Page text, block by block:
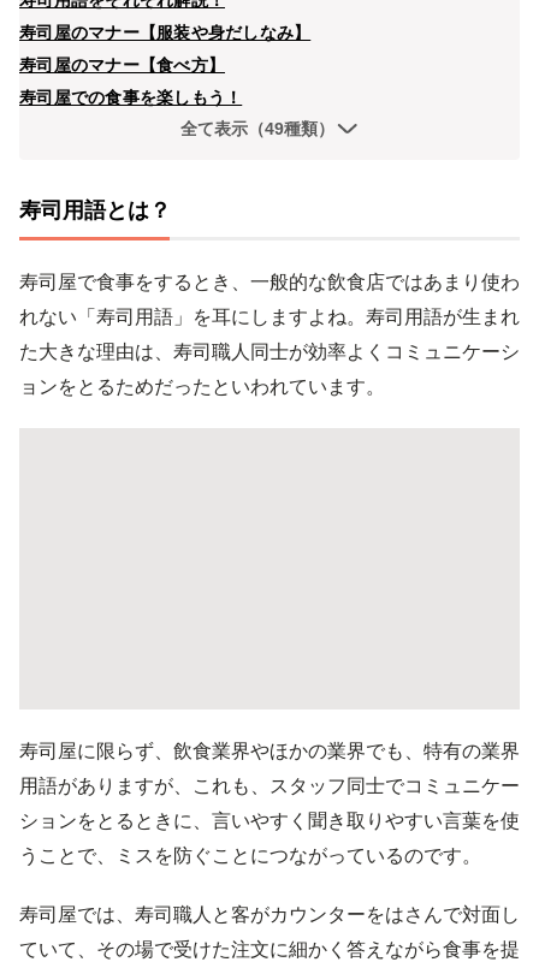
寿司屋のマナー【服装や身だしなみ】
寿司屋のマナー【食べ方】
寿司屋での食事を楽しもう！
全て表示（49種類）
寿司用語とは？
寿司屋で食事をするとき、一般的な飲食店ではあまり使わ
れない「寿司用語」を耳にしますよね。寿司用語が生まれ
た大きな理由は、寿司職人同士が効率よくコミュニケーシ
ョンをとるためだったといわれています。
寿司屋に限らず、飲食業界やほかの業界でも、特有の業界
用語がありますが、これも、スタッフ同士でコミュニケー
ションをとるときに、言いやすく聞き取りやすい言葉を使
うことで、ミスを防ぐことにつながっているのです。
寿司屋では、寿司職人と客がカウンターをはさんで対面し
ていて、その場で受けた注文に細かく答えながら食事を提